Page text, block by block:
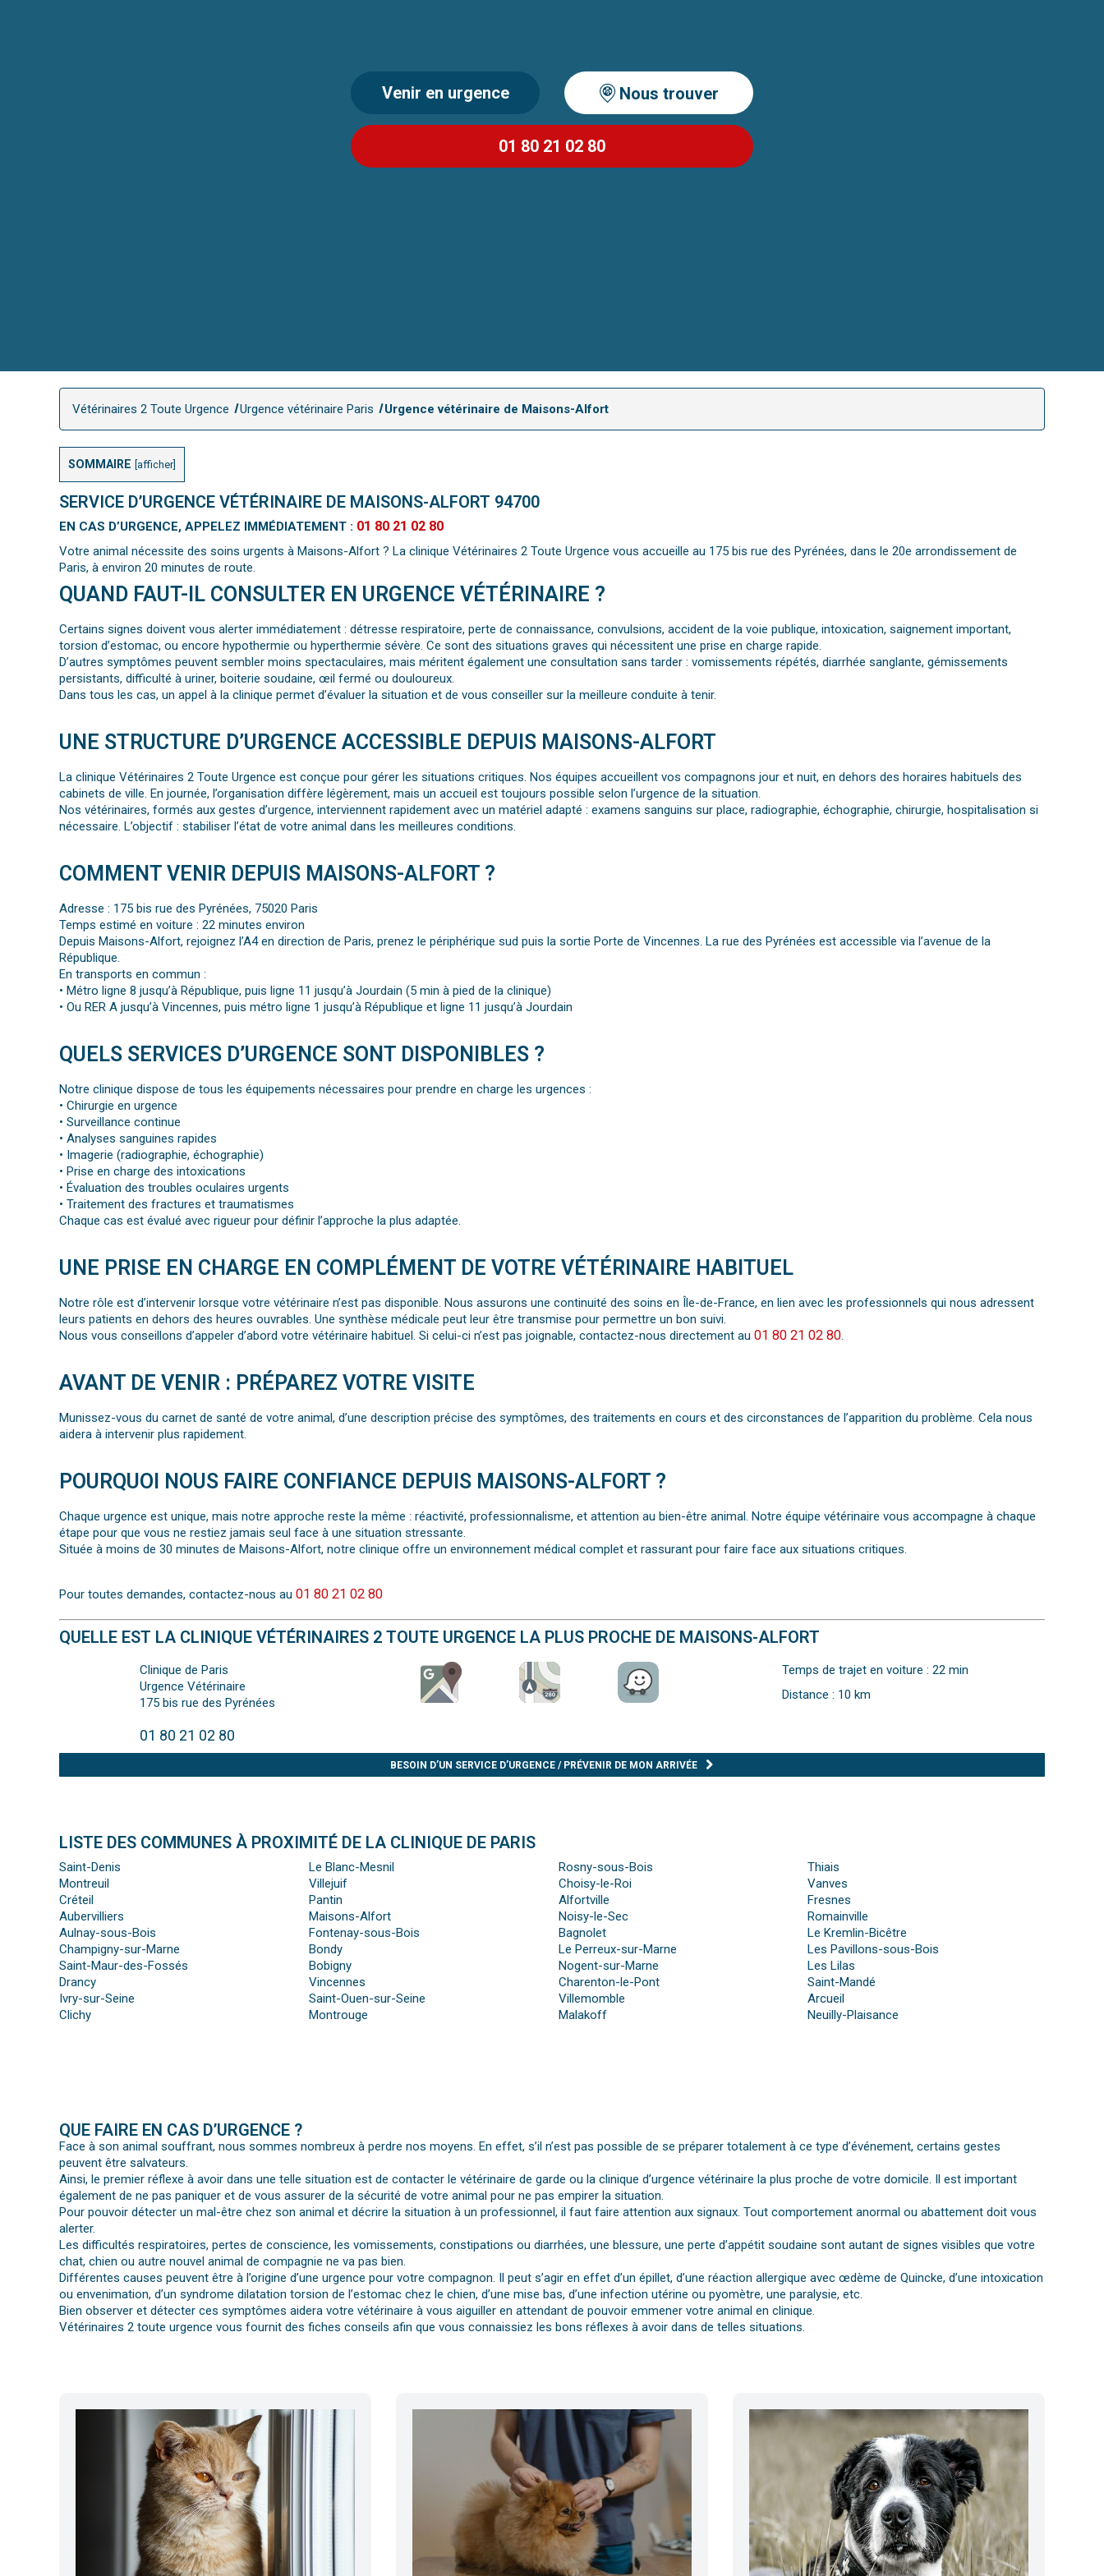
Venir en urgence
01 80 21 02 80
Nous trouver
Vétérinaires 2 Toute Urgence Urgence vétérinaire Paris Urgence vétérinaire de Maisons-Alfort
SOMMAIRE afficher
SERVICE D’URGENCE VÉTÉRINAIRE DE MAISONS-ALFORT 94700
EN CAS D’URGENCE, APPELEZ IMMÉDIATEMENT : 01 80 21 02 80
Votre animal nécessite des soins urgents à Maisons-Alfort ? La clinique Vétérinaires 2 Toute Urgence vous accueille au 175 bis rue des Pyrénées, dans le 20e arrondissement de
Paris, à environ 20 minutes de route.
QUAND FAUT-IL CONSULTER EN URGENCE VÉTÉRINAIRE ?
Certains signes doivent vous alerter immédiatement : détresse respiratoire, perte de connaissance, convulsions, accident de la voie publique, intoxication, saignement important,
torsion d’estomac, ou encore hypothermie ou hyperthermie sévère. Ce sont des situations graves qui nécessitent une prise en charge rapide.
D’autres symptômes peuvent sembler moins spectaculaires, mais méritent également une consultation sans tarder : vomissements répétés, diarrhée sanglante, gémissements
persistants, difficulté à uriner, boiterie soudaine, œil fermé ou douloureux.
Dans tous les cas, un appel à la clinique permet d’évaluer la situation et de vous conseiller sur la meilleure conduite à tenir.
UNE STRUCTURE D’URGENCE ACCESSIBLE DEPUIS MAISONS-ALFORT
La clinique Vétérinaires 2 Toute Urgence est conçue pour gérer les situations critiques. Nos équipes accueillent vos compagnons jour et nuit, en dehors des horaires habituels des
cabinets de ville. En journée, l’organisation diffère légèrement, mais un accueil est toujours possible selon l’urgence de la situation.
Nos vétérinaires, formés aux gestes d’urgence, interviennent rapidement avec un matériel adapté : examens sanguins sur place, radiographie, échographie, chirurgie, hospitalisation si
nécessaire. L’objectif : stabiliser l’état de votre animal dans les meilleures conditions.
COMMENT VENIR DEPUIS MAISONS-ALFORT ?
Adresse : 175 bis rue des Pyrénées, 75020 Paris
Temps estimé en voiture : 22 minutes environ
Depuis Maisons-Alfort, rejoignez l’A4 en direction de Paris, prenez le périphérique sud puis la sortie Porte de Vincennes. La rue des Pyrénées est accessible via l’avenue de la
République.
En transports en commun :
• Métro ligne 8 jusqu’à République, puis ligne 11 jusqu’à Jourdain (5 min à pied de la clinique)
• Ou RER A jusqu’à Vincennes, puis métro ligne 1 jusqu’à République et ligne 11 jusqu’à Jourdain
QUELS SERVICES D’URGENCE SONT DISPONIBLES ?
Notre clinique dispose de tous les équipements nécessaires pour prendre en charge les urgences :
• Chirurgie en urgence
• Surveillance continue
• Analyses sanguines rapides
• Imagerie (radiographie, échographie)
• Prise en charge des intoxications
• Évaluation des troubles oculaires urgents
• Traitement des fractures et traumatismes
Chaque cas est évalué avec rigueur pour définir l’approche la plus adaptée.
UNE PRISE EN CHARGE EN COMPLÉMENT DE VOTRE VÉTÉRINAIRE HABITUEL
Notre rôle est d’intervenir lorsque votre vétérinaire n’est pas disponible. Nous assurons une continuité des soins en Île-de-France, en lien avec les professionnels qui nous adressent
leurs patients en dehors des heures ouvrables. Une synthèse médicale peut leur être transmise pour permettre un bon suivi.
Nous vous conseillons d’appeler d’abord votre vétérinaire habituel. Si celui-ci n’est pas joignable, contactez-nous directement au 01 80 21 02 80.
AVANT DE VENIR : PRÉPAREZ VOTRE VISITE
Munissez-vous du carnet de santé de votre animal, d’une description précise des symptômes, des traitements en cours et des circonstances de l’apparition du problème. Cela nous
aidera à intervenir plus rapidement.
POURQUOI NOUS FAIRE CONFIANCE DEPUIS MAISONS-ALFORT ?
Chaque urgence est unique, mais notre approche reste la même : réactivité, professionnalisme, et attention au bien-être animal. Notre équipe vétérinaire vous accompagne à chaque
étape pour que vous ne restiez jamais seul face à une situation stressante.
Située à moins de 30 minutes de Maisons-Alfort, notre clinique offre un environnement médical complet et rassurant pour faire face aux situations critiques.
Pour toutes demandes, contactez-nous au 01 80 21 02 80
QUELLE EST LA CLINIQUE VÉTÉRINAIRES 2 TOUTE URGENCE LA PLUS PROCHE DE MAISONS-ALFORT
Clinique de Paris
Urgence Vétérinaire
175 bis rue des Pyrénées
01 80 21 02 80
Temps de trajet en voiture : 22 min
Distance : 10 km
BESOIN D’UN SERVICE D’URGENCE / PRÉVENIR DE MON ARRIVÉE
LISTE DES COMMUNES À PROXIMITÉ DE LA CLINIQUE DE PARIS
Saint-Denis
Montreuil
Créteil
Aubervilliers
Aulnay-sous-Bois
Champigny-sur-Marne
Saint-Maur-des-Fossés
Drancy
Ivry-sur-Seine
Clichy
Le Blanc-Mesnil
Villejuif
Pantin
Maisons-Alfort
Fontenay-sous-Bois
Bondy
Bobigny
Vincennes
Saint-Ouen-sur-Seine
Montrouge
Rosny-sous-Bois
Choisy-le-Roi
Alfortville
Noisy-le-Sec
Bagnolet
Le Perreux-sur-Marne
Nogent-sur-Marne
Charenton-le-Pont
Villemomble
Malakoff
Thiais
Vanves
Fresnes
Romainville
Le Kremlin-Bicêtre
Les Pavillons-sous-Bois
Les Lilas
Saint-Mandé
Arcueil
Neuilly-Plaisance
QUE FAIRE EN CAS D’URGENCE ?
Face à son animal souffrant, nous sommes nombreux à perdre nos moyens. En effet, s’il n’est pas possible de se préparer totalement à ce type d’événement, certains gestes
peuvent être salvateurs.
Ainsi, le premier réflexe à avoir dans une telle situation est de contacter le vétérinaire de garde ou la clinique d’urgence vétérinaire la plus proche de votre domicile. Il est important
également de ne pas paniquer et de vous assurer de la sécurité de votre animal pour ne pas empirer la situation.
Pour pouvoir détecter un mal-être chez son animal et décrire la situation à un professionnel, il faut faire attention aux signaux. Tout comportement anormal ou abattement doit vous
alerter.
Les difficultés respiratoires, pertes de conscience, les vomissements, constipations ou diarrhées, une blessure, une perte d’appétit soudaine sont autant de signes visibles que votre
chat, chien ou autre nouvel animal de compagnie ne va pas bien.
Différentes causes peuvent être à l’origine d’une urgence pour votre compagnon. Il peut s’agir en effet d’un épillet, d’une réaction allergique avec œdème de Quincke, d’une intoxication
ou envenimation, d’un syndrome dilatation torsion de l’estomac chez le chien, d’une mise bas, d’une infection utérine ou pyomètre, une paralysie, etc.
Bien observer et détecter ces symptômes aidera votre vétérinaire à vous aiguiller en attendant de pouvoir emmener votre animal en clinique.
Vétérinaires 2 toute urgence vous fournit des fiches conseils afin que vous connaissiez les bons réflexes à avoir dans de telles situations.